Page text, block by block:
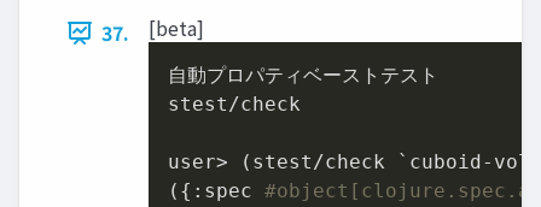
37.
[beta]
⾃動プロパティベーストテスト
stest/check
user> (stest/check `cuboid-
({:spec